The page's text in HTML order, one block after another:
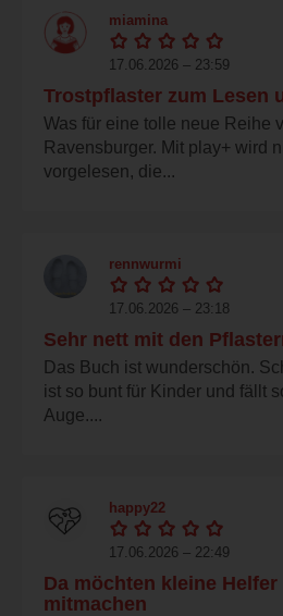
miamina
17.06.2026 – 23:59
Trostpflaster zum Lesen
Was für eine tolle neue Reihe
Ravensburger. Mit play+ wird
vorgelesen, die...
rennwurmi
17.06.2026 – 23:18
Sehr nett mit den
Das Buch ist wunderschön.
ist so bunt für Kinder und fällt
Auge....
happy22
17.06.2026 – 22:49
Da möchten kleine
mitmachen